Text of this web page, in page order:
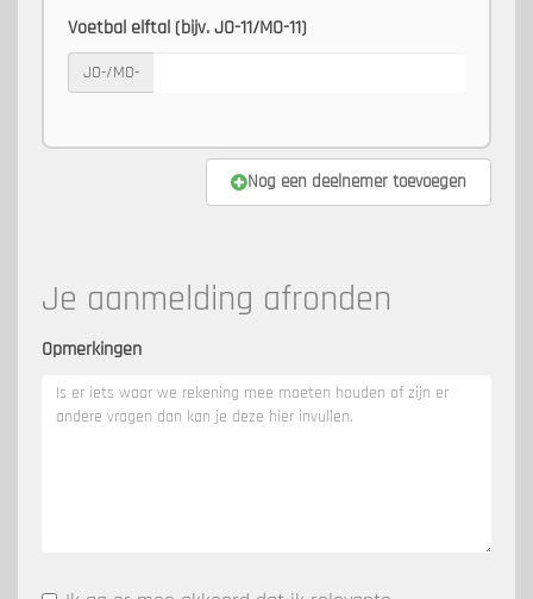
Voetbal elftal (bijv. JO-11/MO-11)
JO-/MO-
Nog een deelnemer toevoegen
Je aanmelding afronden
Opmerkingen